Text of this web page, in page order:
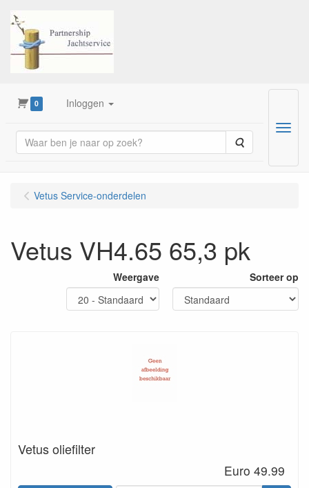
0 Inloggen
Zoeken
Menu
Vetus Service-onderdelen
Vetus VH4.65 65,3 pk
Weergave Sorteer op
Vetus oliefilter
Euro 49.99